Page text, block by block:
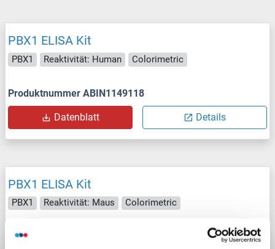
PBX1 ELISA Kit
PBX1 Reaktivität: Human Colorimetric
Produktnummer ABIN1149118
Datenblatt Details
PBX1 ELISA Kit
PBX1 Reaktivität: Maus Colorimetric
Produktnummer ABIN1149119